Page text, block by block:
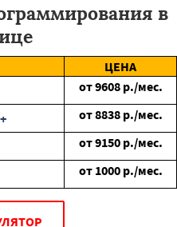
в
ЦЕНА
от9608 р./мес.
от8838 р./мес.
от9150 р./мес.
от 1000 р./мес.